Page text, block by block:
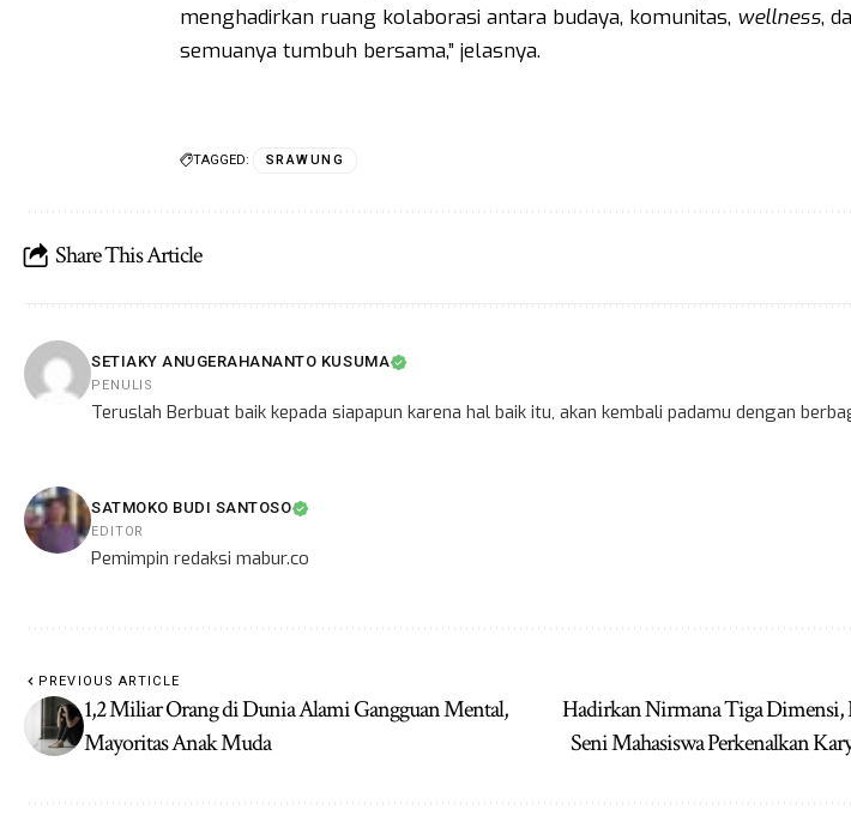
menghadirkan ruang kolaborasi antara budaya, komunitas, wellness,
semuanya tumbuh bersama,” jelasnya.
TAGGED: SRAWUNG
Share This Article
SETIAKY ANUGERAHANANTO KUSUMA
PENULIS
Teruslah Berbuat baik kepada siapapun karena hal baik itu, akan kembali padamu dengan
SATMOKO BUDI SANTOSO
EDITOR
Pemimpin redaksi mabur.co
PREVIOUS ARTICLE
1,2 Miliar Orang di Dunia Alami Gangguan Mental,
Mayoritas Anak Muda
Hadirkan Nirmana Tiga Dimensi,
Seni Mahasiswa Perkenalkan